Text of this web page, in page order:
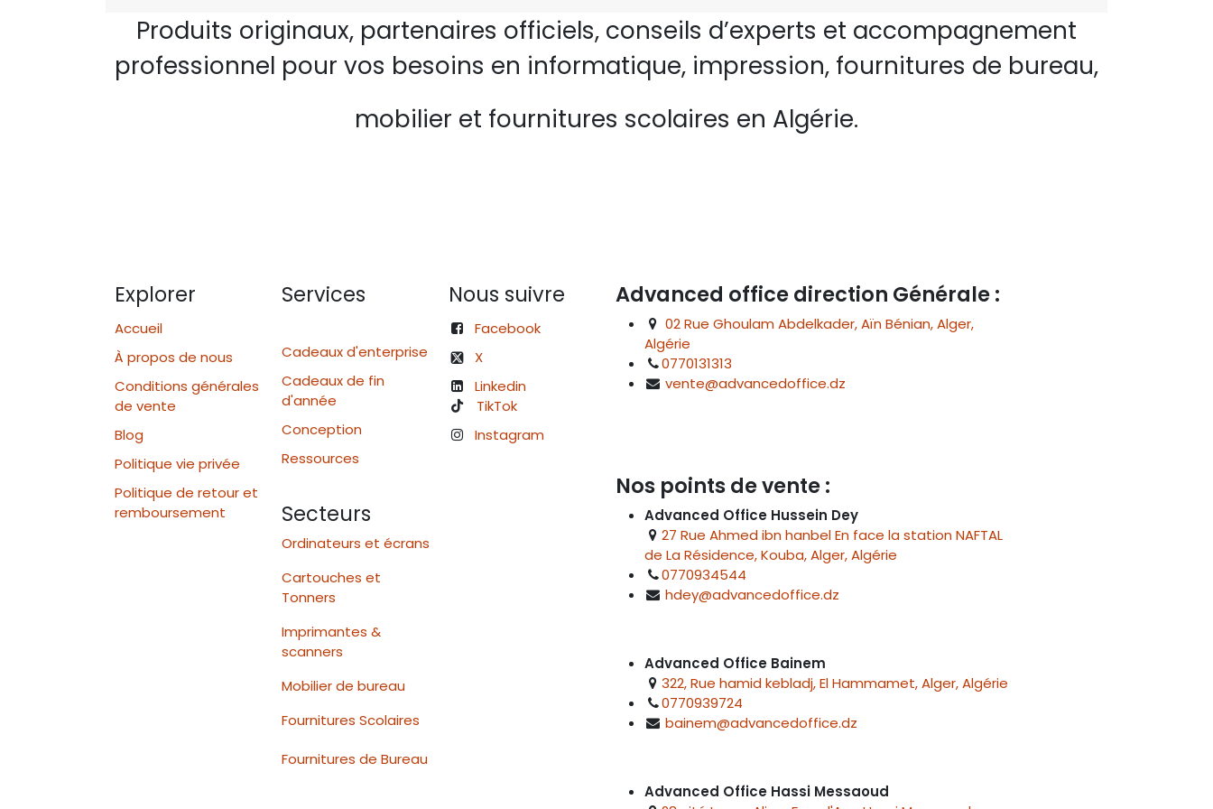
Produits originaux, partenaires officiels, conseils d’experts et accompagnement
professionnel pour vos besoins en informatique, impression, fournitures de bureau,
mobilier et fournitures scolaires en Algérie.
Explorer
Accueil
À propos de nous
Conditions générales
de vente
Blog
Politique vie privée
Politique de retour et
remboursement
Services
Cadeaux d'enterprise
Cadeaux de fin
d'année
Conception
Ressources
Secteurs
Ordinateurs et écrans
Cartouches et
Tonners
Imprimantes &
scanners
Mobilier de bureau
Fournitures Scolaires
Fournitures de Bureau
Nous suivre
Facebook
X
Linkedin
TikTok
Instagram
Advanced office direction Générale :
02 Rue Ghoulam Abdelkader, Aïn Bénian, Alger,
Algérie
0770131313
vente@advancedoffice.dz
Nos points de vente :
Advanced Office Hussein Dey
27 Rue Ahmed ibn hanbel En face la station NAFTAL
de La Résidence, Kouba, Alger, Algérie
0770934544
hdey@advancedoffice.dz
Advanced Office Bainem
322, Rue hamid kebladj, El Hammamet, Alger, Algérie
0770939724
bainem@advancedoffice.dz
Advanced Office Hassi Messaoud